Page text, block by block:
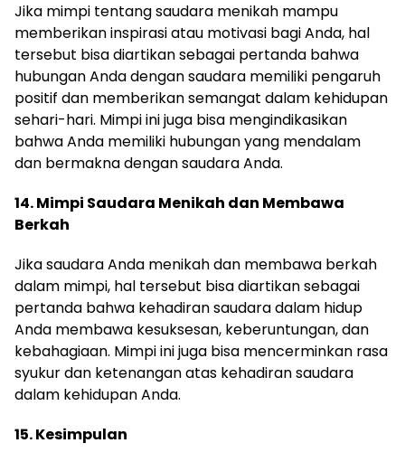
Jika mimpi tentang saudara menikah mampu
memberikan inspirasi atau motivasi bagi Anda, hal
tersebut bisa diartikan sebagai pertanda bahwa
hubungan Anda dengan saudara memiliki pengaruh
positif dan memberikan semangat dalam kehidupan
sehari-hari. Mimpi ini juga bisa mengindikasikan
bahwa Anda memiliki hubungan yang mendalam
dan bermakna dengan saudara Anda.
14. Mimpi Saudara Menikah dan Membawa
Berkah
Jika saudara Anda menikah dan membawa berkah
dalam mimpi, hal tersebut bisa diartikan sebagai
pertanda bahwa kehadiran saudara dalam hidup
Anda membawa kesuksesan, keberuntungan, dan
kebahagiaan. Mimpi ini juga bisa mencerminkan rasa
syukur dan ketenangan atas kehadiran saudara
dalam kehidupan Anda.
15. Kesimpulan